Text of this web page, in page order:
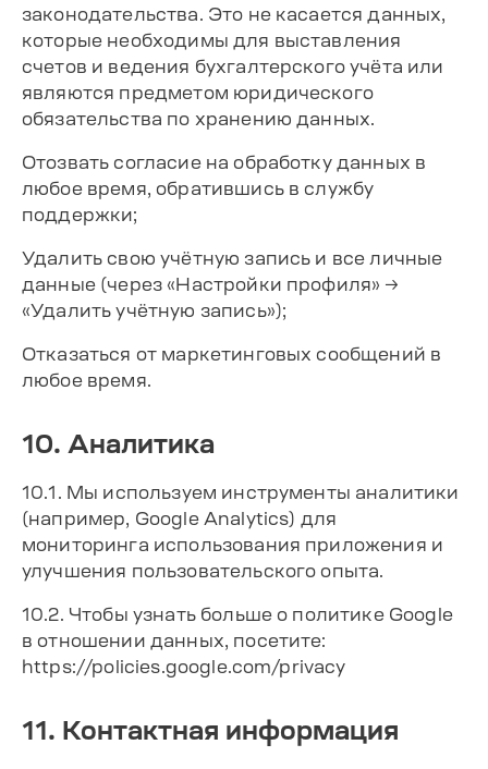
законодательства. Это не касается данных,
которые необходимы для выставления
счетов и ведения бухгалтерского учёта или
являются предметом юридического
обязательства по хранению данных.
Отозвать согласие на обработку данных в
любое время, обратившись в службу
поддержки;
Удалить свою учётную запись и все личные
данные (через «Настройки профиля» →
«Удалить учётную запись»);
Отказаться от маркетинговых сообщений в
любое время.
10. Аналитика
10.1. Мы используем инструменты аналитики
(например, Google Analytics) для
мониторинга использования приложения и
улучшения пользовательского опыта.
10.2. Чтобы узнать больше о политике Google
в отношении данных, посетите:
https://policies.google.com/privacy
11. Контактная информация